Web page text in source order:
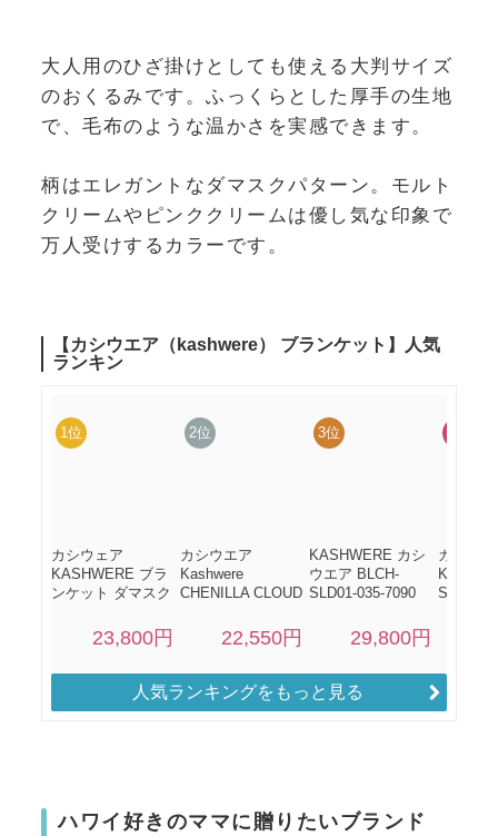
大人用のひざ掛けとしても使える大判サイズ
のおくるみです。ふっくらとした厚手の生地
で、毛布のような温かさを実感できます。
柄はエレガントなダマスクパターン。モルト
クリームやピンククリームは優し気な印象で
万人受けするカラーです。
人気ランキングをもっと見る
ハワイ好きのママに贈りたいブランド